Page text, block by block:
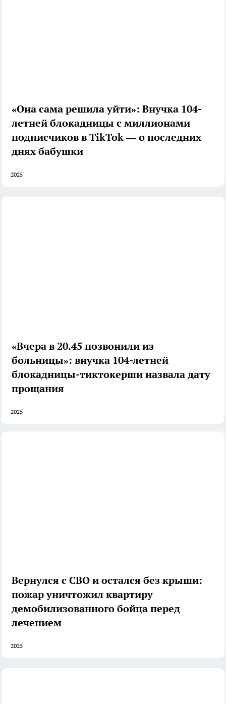
«Она сама решила уйти»: Внучка 104-
летней блокадницы с миллионами
подписчиков в TikTok — о последних
днях бабушки
2025
«Вчера в 20.45 позвонили из
больницы»: внучка 104-летней
блокадницы-тиктокерши назвала дату
прощания
2025
Вернулся с СВО и остался без крыши:
пожар уничтожил квартиру
демобилизованного бойца перед
лечением
2025